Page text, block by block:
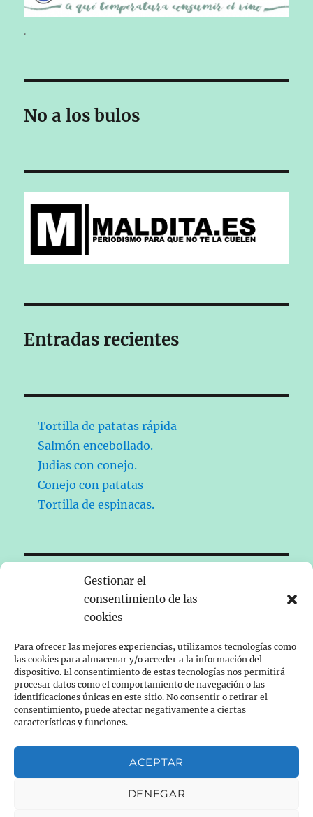
Gestionar el
consentimiento de las
cookies
Para ofrecer las mejores experiencias, utilizamos tecnologías como
las cookies para almacenar y/o acceder a la información del
dispositivo. El consentimiento de estas tecnologías nos permitirá
procesar datos como el comportamiento de navegación o las
identificaciones únicas en este sitio. No consentir o retirar el
consentimiento, puede afectar negativamente a ciertas
características y funciones.
ACEPTAR
DENEGAR
.
No a los bulos
Entradas recientes
Tortilla de patatas rápida
Salmón encebollado.
Judias con conejo.
Conejo con patatas
Tortilla de espinacas.
contemporánea de España
Nos presentamos
Recetas
expande
el
Robot de cocina
inferior
expande
menú